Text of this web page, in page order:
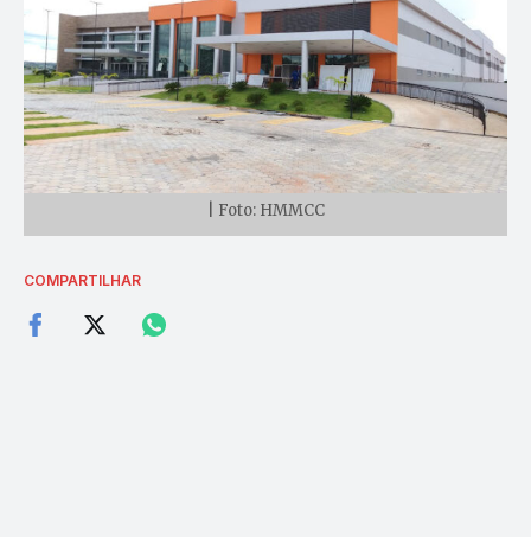
| Foto: HMMCC
COMPARTILHAR